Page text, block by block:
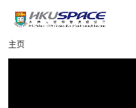
content
Main
content
主页